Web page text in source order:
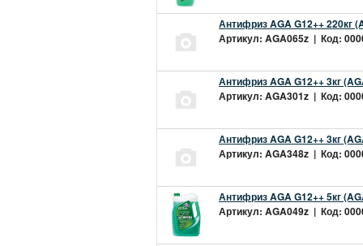
Антифриз AGA G12++ 220кг
Артикул: AGA065z | Код:
Антифриз AGA G12++ 3кг
Артикул: AGA301z | Код:
Антифриз AGA G12++ 3кг
Артикул: AGA348z | Код:
Антифриз AGA G12++ 5кг
Артикул: AGA049z | Код: